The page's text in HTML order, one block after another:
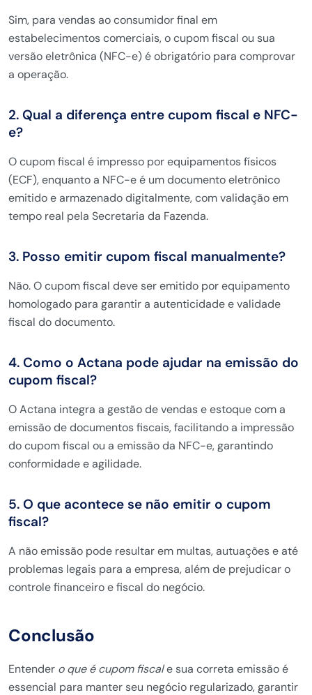
Sim, para vendas ao consumidor final em
estabelecimentos comerciais, o cupom fiscal ou sua
versão eletrônica (NFC-e) é obrigatório para comprovar
a operação.
2. Qual a diferença entre cupom fiscal e NFC-
e?
O cupom fiscal é impresso por equipamentos físicos
(ECF), enquanto a NFC-e é um documento eletrônico
emitido e armazenado digitalmente, com validação em
tempo real pela Secretaria da Fazenda.
3. Posso emitir cupom fiscal manualmente?
Não. O cupom fiscal deve ser emitido por equipamento
homologado para garantir a autenticidade e validade
fiscal do documento.
4. Como o Actana pode ajudar na emissão do
cupom fiscal?
O Actana integra a gestão de vendas e estoque com a
emissão de documentos fiscais, facilitando a impressão
do cupom fiscal ou a emissão da NFC-e, garantindo
conformidade e agilidade.
5. O que acontece se não emitir o cupom
fiscal?
A não emissão pode resultar em multas, autuações e até
problemas legais para a empresa, além de prejudicar o
controle financeiro e fiscal do negócio.
Conclusão
Entender o que é cupom fiscale sua correta emissão é
essencial para manter seu negócio regularizado, garantir